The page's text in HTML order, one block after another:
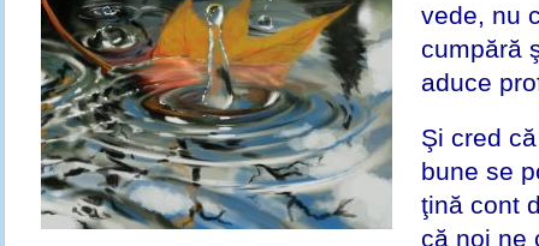
vede, nu
cumpără
aduce
Şi cred
bune se
ţină cont
că noi ne